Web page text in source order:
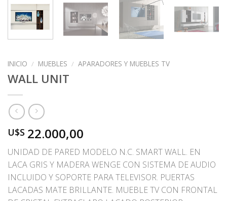
INICIO / MUEBLES / APARADORES Y MUEBLES TV
WALL UNIT
U$S 22.000,00
UNIDAD DE PARED MODELO N.C. SMART WALL. EN
LACA GRIS Y MADERA WENGE CON SISTEMA DE AUDIO
INCLUIDO Y SOPORTE PARA TELEVISOR. PUERTAS
LACADAS MATE BRILLANTE. MUEBLE TV CON FRONTAL